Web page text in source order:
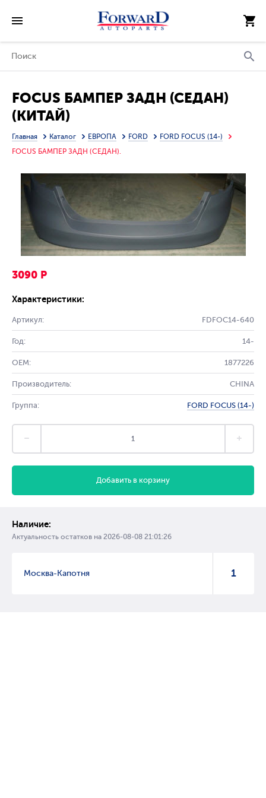
FOCUS БАМПЕР ЗАДН (СЕДАН)
(КИТАЙ)
Главная Каталог ЕВРОПА FORD
FORD FOCUS (14-)
FOCUS БАМПЕР ЗАДН (СЕДАН).
3090 Р
Характеристики:
Артикул: FDFOC14-640
Год: 14-
OEM: 1877226
Производитель: CHINA
Группа: FORD FOCUS (14-)
Добавить в корзину
Наличие:
Актуальность остатков на 2026-08-08 21:01:26
Москва-Капотня 1